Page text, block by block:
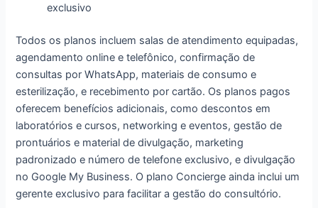
exclusivo
Todos os planos incluem salas de atendimento equipadas,
agendamento online e telefônico, confirmação de
consultas por WhatsApp, materiais de consumo e
esterilização, e recebimento por cartão. Os planos pagos
oferecem benefícios adicionais, como descontos em
laboratórios e cursos, networking e eventos, gestão de
prontuários e material de divulgação, marketing
padronizado e número de telefone exclusivo, e divulgação
no Google My Business. O plano Concierge ainda inclui um
gerente exclusivo para facilitar a gestão do consultório.